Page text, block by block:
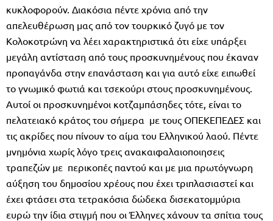
κυκλοφορούν. Διακόσια πέντε χρόνια από την
απελευθέρωση μας από τον τουρκικό ζυγό με τον
Κολοκοτρώνη να λέει χαρακτηριστικά ότι είχε υπάρξει
μεγάλη αντίσταση από τους προσκυνημένους που έκαναν
προπαγάνδα στην επανάσταση και για αυτό είχε ειπωθεί
το γνωμικό φωτιά και τσεκούρι στους προσκυνημένους.
Αυτοί οι προσκυνημένοι κοτζαμπάσηδες τότε, είναι το
πελατειακό κράτος του σήμερα με τους ΟΠΕΚΕΠΕΔΕΣ και
τις ακρίδες που πίνουν το αίμα του Ελληνικού λαού. Πέντε
μνημόνια χωρίς λόγο τρεις ανακαιφαλαιοποιησεις
τραπεζών με περικοπές παντού και με μια πρωτόγνωρη
αύξηση του δημοσίου χρέους που έχει τριπλασιαστεί και
έχει φτάσει στα τετρακόσια δώδεκα δισεκατομμύρια
ευρώ την ίδια στιγμή που οι Έλληνες χάνουν τα σπίτια τους